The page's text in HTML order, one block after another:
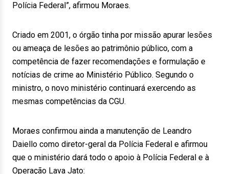
Polícia Federal”, afirmou Moraes.
Criado em 2001, o órgão tinha por missão apurar lesões
ou ameaça de lesões ao patrimônio público, com a
competência de fazer recomendações e formulação e
notícias de crime ao Ministério Público. Segundo o
ministro, o novo ministério continuará exercendo as
mesmas competências da CGU.
Moraes confirmou ainda a manutenção de Leandro
Daiello como diretor-geral da Polícia Federal e afirmou
que o ministério dará todo o apoio à Polícia Federal e à
Operação Lava Jato: